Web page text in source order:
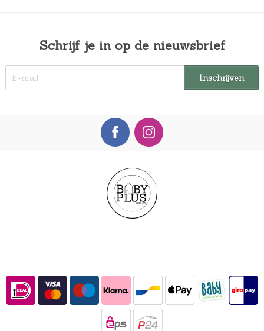
Schrijf je in op de nieuwsbrief